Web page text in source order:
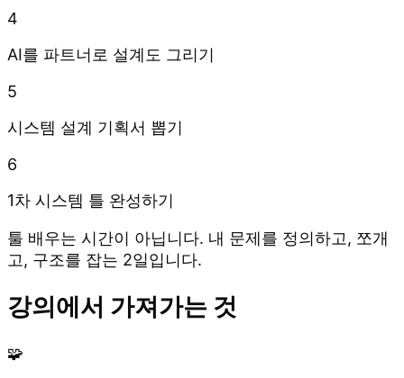
4
AI를 파트너로 설계도 그리기
5
시스템 설계 기획서 뽑기
6
1차 시스템 틀 완성하기
툴 배우는 시간이 아닙니다. 내 문제를 정의하고, 쪼개
고, 구조를 잡는 2일입니다.
강의에서 가져가는 것
🧩